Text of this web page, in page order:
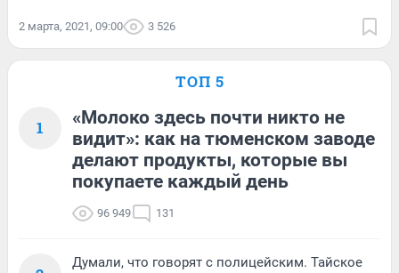
2 марта, 2021, 09:00 3 526
ТОП 5
1
«Молоко здесь почти никто не
видит»: как на тюменском заводе
делают продукты, которые вы
покупаете каждый день
96 949 131
Думали, что говорят с полицейским. Тайское